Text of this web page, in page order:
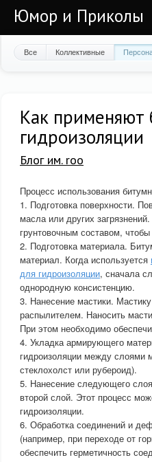
Юмор и Приколы
Все Коллективные
Как применяют
гидроизоляции
Блог им. roo
Процесс использования
1. Подготовка поверхности.
масла или других
грунтовочным составом,
2. Подготовка материала.
материал. Когда используется
для гидроизоляции, сначала
однородную консистенцию.
3. Нанесение мастики.
распылителем. Наносить
При этом необходимо
4. Укладка армирующего
гидроизоляции между
стеклохолст или рубероид).
5. Нанесение следующего
второй слой. Этот процесс
гидроизоляции.
6. Обработка соединений и
(например, при переходе от
обеспечить герметичность